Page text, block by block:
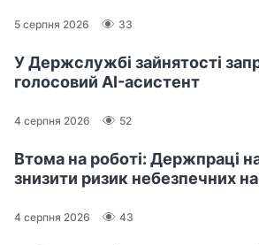
5 серпня 2026 33
У Держслужбі зайнятості
голосовий AI-асистент
4 серпня 2026 52
Втома на роботі: Держпраці
знизити ризик небезпечних
4 серпня 2026 43